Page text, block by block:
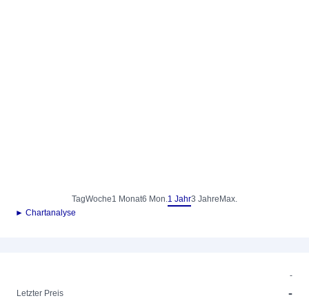
TagWoche1 Monat6 Mon.1 Jahr3 Jahre Max.
► Chartanalyse
-
Letzter Preis
-